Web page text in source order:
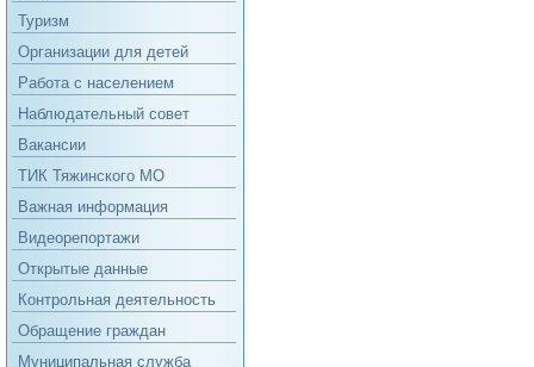
Туризм
Организации для детей
Работа с населением
Наблюдательный совет
Вакансии
ТИК Тяжинского МО
Важная информация
Видеорепортажи
Открытые данные
Контрольная деятельность
Обращение граждан
Муниципальная служба